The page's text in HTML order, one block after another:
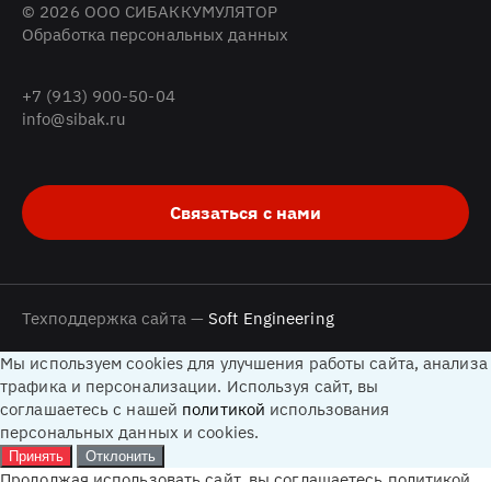
© 2026 ООО СИБАККУМУЛЯТОР
Обработка персональных данных
+7 (913) 900-50-04
info@sibak.ru
Связаться с нами
Техподдержка сайта —Soft Engineering
Мы используем cookies для улучшения работы сайта, анализа
трафика и персонализации. Используя сайт, вы
соглашаетесь с нашей политикой использования
персональных данных и cookies.
Принять Отклонить